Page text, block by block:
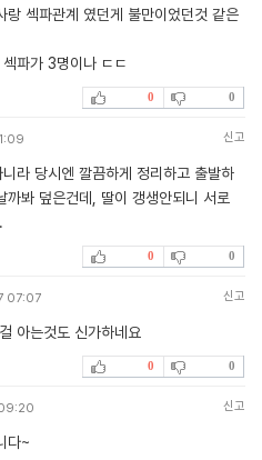
랑 섹파관계 였던게 불만이었던것 같은
파가 3명이나 ㄷㄷ
0 0
신고
라 당시엔 깔끔하게 정리하고 출발하
까봐 덮은건데, 딸이 갱생안되니 서로
0 0
07:07 신고
아는것도 신가하네요
0 0
신고
다~